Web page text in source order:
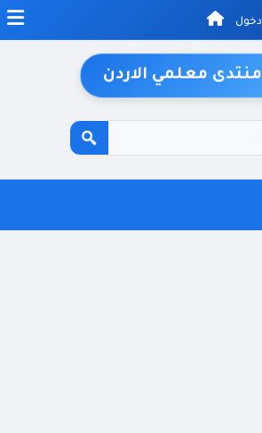
دخول
منتدى معلمي الاردن